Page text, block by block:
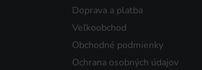
Doprava a platba
Veľkoobchod
Obchodné podmienky
Ochrana osobných údajov